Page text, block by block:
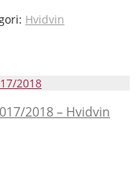
Hvidvin
2018 – Hvidvin